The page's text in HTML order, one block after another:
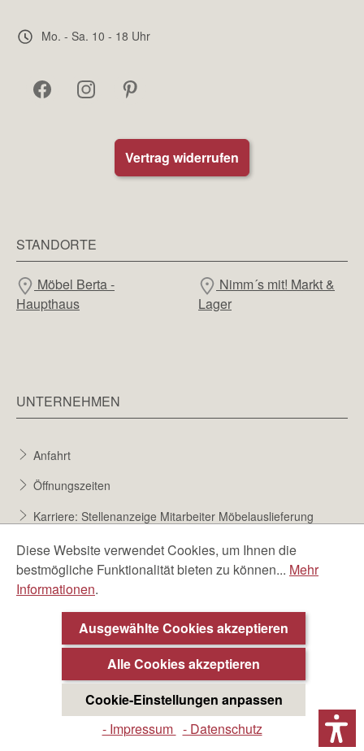
Mo. - Sa. 10 - 18 Uhr
Vertrag widerrufen
STANDORTE
Möbel Berta -
Haupthaus
Nimm´s mit! Markt &
Lager
UNTERNEHMEN
Anfahrt
Öffnungszeiten
Karriere: Stellenanzeige Mitarbeiter Möbelauslieferung
Karriere bei Möbel Berta
Bewerbungsformular
Diese Website verwendet Cookies, um Ihnen die
bestmögliche Funktionalität bieten zu können... Mehr
Informationen.
Ausgewählte Cookies akzeptieren
Alle Cookies akzeptieren
Cookie-Einstellungen anpassen
- Impressum - Datenschutz